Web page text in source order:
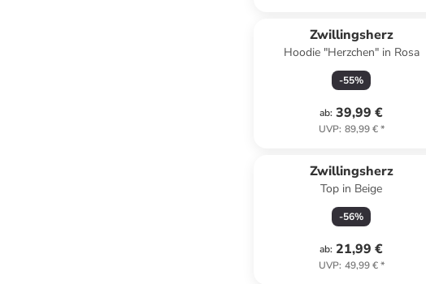
Zwillingsherz
Hoodie "Herzchen" in Rosa
-55%
ab: 39,99 €
UVP: 89,99 €*
Zwillingsherz
Top in Beige
-56%
ab: 21,99 €
UVP: 49,99 €*